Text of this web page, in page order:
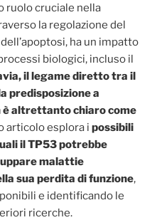
ruolo cruciale nella
la regolazione del
ha un impatto
biologici, incluso il
il legame diretto tra il
predisposizione a
altrettanto chiaro come
articolo esplora i possibili
il TP53 potrebbe
malattie
sua perdita di funzione,
e identificando le
ricerche.